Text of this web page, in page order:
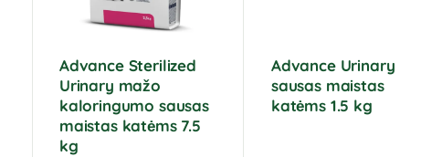
Advance Sterilized
Urinary mažo
kaloringumo sausas
maistas katėms 7.5
kg
Advance Urinary
sausas maistas
katėms 1.5 kg